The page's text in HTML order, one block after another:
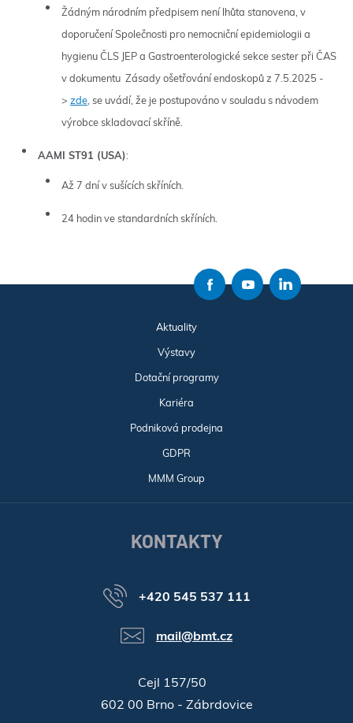
Žádným národním předpisem není lhůta stanovena, v
doporučení Společnosti pro nemocniční epidemiologii a
hygienu ČLS JEP a Gastroenterologické sekce sester při ČAS
v dokumentu Zásady ošetřování endoskopů z 7.5.2025 -
> zde, se uvádí, že je postupováno v souladu s návodem
výrobce skladovací skříně.
AAMI ST91 (USA):
Až 7 dní v sušících skříních.
24 hodin ve standardních skříních.
Aktuality
Výstavy
Dotační programy
Kariéra
Podniková prodejna
GDPR
MMM Group
KONTAKTY
+420 545 537 111
mail@bmt.cz
Cejl 157/50
602 00 Brno - Zábrdovice